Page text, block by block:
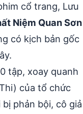
cổ trang, Lưu
Niệm Quan Sơn
có kịch bản gốc
tập, xoay quanh
của tổ chức
phản bội, cô giả